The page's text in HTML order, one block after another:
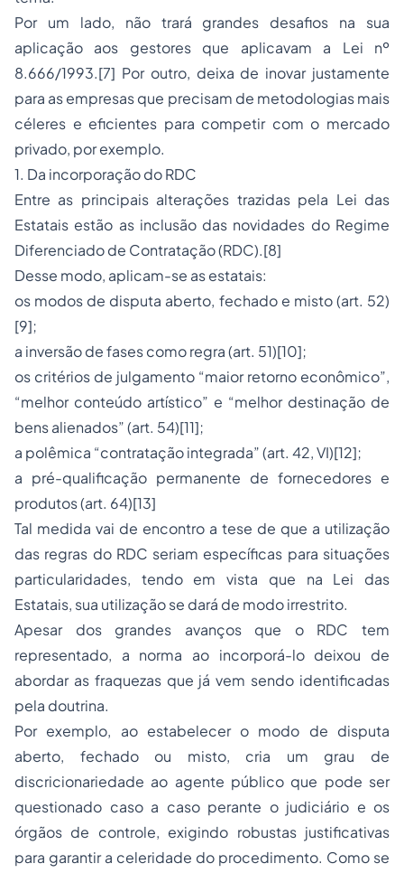
Por um lado, não trará grandes desafios na sua
aplicação aos gestores que aplicavam a Lei nº
8.666/1993.[7] Por outro, deixa de inovar justamente
para as empresas que precisam de metodologias mais
céleres e eficientes para competir com o mercado
privado, por exemplo.
1. Da incorporação do RDC
Entre as principais alterações trazidas pela Lei das
Estatais estão as inclusão das novidades do Regime
Diferenciado de Contratação (RDC).[8]
Desse modo, aplicam-se as estatais:
os modos de disputa aberto, fechado e misto (art. 52)
[9];
a inversão de fases como regra (art. 51)[10];
os critérios de julgamento “maior retorno econômico”,
“melhor conteúdo artístico” e “melhor destinação de
bens alienados” (art. 54)[11];
a polêmica “contratação integrada” (art. 42, VI)[12];
a pré-qualificação permanente de fornecedores e
produtos (art. 64)[13]
Tal medida vai de encontro a tese de que a utilização
das regras do RDC seriam específicas para situações
particularidades, tendo em vista que na Lei das
Estatais, sua utilização se dará de modo irrestrito.
Apesar dos grandes avanços que o RDC tem
representado, a norma ao incorporá-lo deixou de
abordar as fraquezas que já vem sendo identificadas
pela doutrina.
Por exemplo, ao estabelecer o modo de disputa
aberto, fechado ou misto, cria um grau de
discricionariedade ao agente público que pode ser
questionado caso a caso perante o judiciário e os
órgãos de controle, exigindo robustas justificativas
para garantir a celeridade do procedimento. Como se